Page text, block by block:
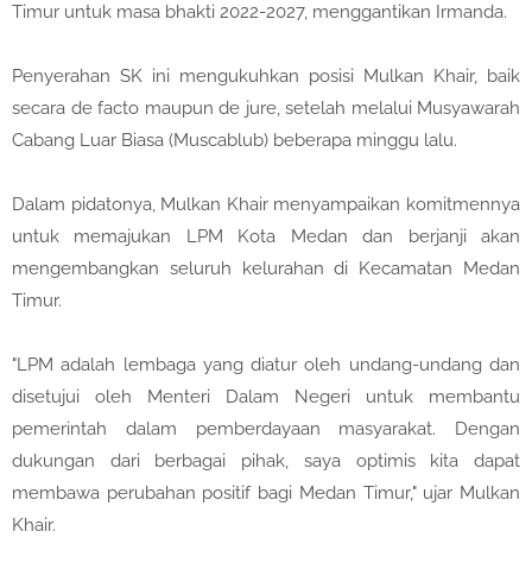
Timur untuk masa bhakti 2022-2027, menggantikan Irmanda.
Penyerahan SK ini mengukuhkan posisi Mulkan Khair, baik
secara de facto maupun de jure, setelah melalui Musyawarah
Cabang Luar Biasa (Muscablub) beberapa minggu lalu.
Dalam pidatonya, Mulkan Khair menyampaikan komitmennya
untuk memajukan LPM Kota Medan dan berjanji akan
mengembangkan seluruh kelurahan di Kecamatan Medan
Timur.
"LPM adalah lembaga yang diatur oleh undang-undang dan
disetujui oleh Menteri Dalam Negeri untuk membantu
pemerintah dalam pemberdayaan masyarakat. Dengan
dukungan dari berbagai pihak, saya optimis kita dapat
membawa perubahan positif bagi Medan Timur," ujar Mulkan
Khair.